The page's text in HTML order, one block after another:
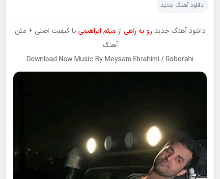
دانلود آهنگ جدید
دانلود آهنگ جدید رو به راهی از میثم ابراهیمی با کیفیت اصلی + متن
آهنگ
Download New Music By Meysam Ebrahimi / Roberahi